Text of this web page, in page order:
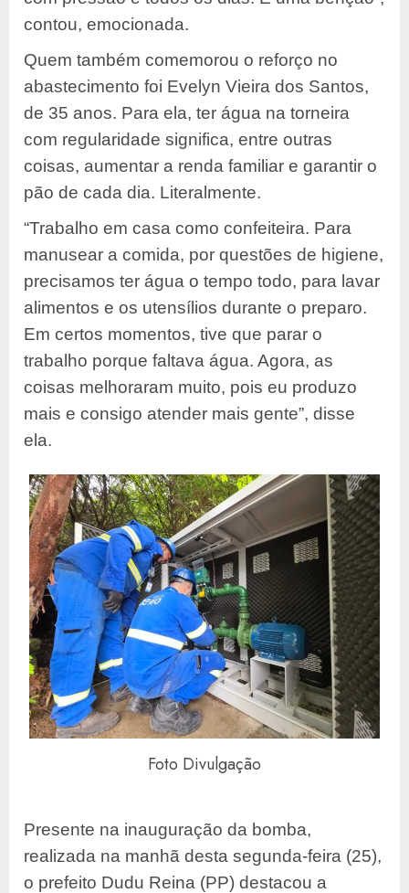
contou, emocionada.
Quem também comemorou o reforço no
abastecimento foi Evelyn Vieira dos Santos,
de 35 anos. Para ela, ter água na torneira
com regularidade significa, entre outras
coisas, aumentar a renda familiar e garantir o
pão de cada dia. Literalmente.
“Trabalho em casa como confeiteira. Para
manusear a comida, por questões de higiene,
precisamos ter água o tempo todo, para lavar
alimentos e os utensílios durante o preparo.
Em certos momentos, tive que parar o
trabalho porque faltava água. Agora, as
coisas melhoraram muito, pois eu produzo
mais e consigo atender mais gente”, disse
ela.
Foto Divulgação
Presente na inauguração da bomba,
realizada na manhã desta segunda-feira (25),
o prefeito Dudu Reina (PP) destacou a